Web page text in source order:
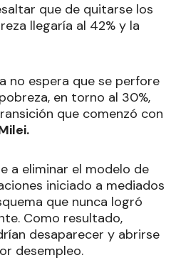
que de quitarse los
llegaría al 42% y la
no espera que se perfore
en torno al 30%,
que comenzó con
a eliminar el modelo de
iniciado a mediados
que nunca logró
Como resultado,
desaparecer y abrirse
desempleo.